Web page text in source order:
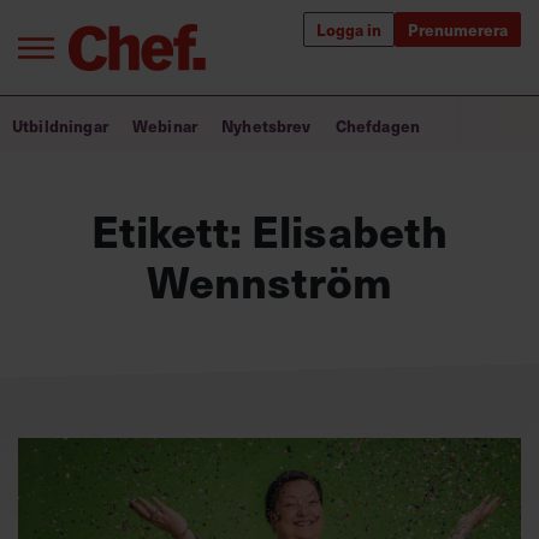
Logga in Prenumerera
Annonsera
Om oss
Kontakta oss
Kundservice
Bra ledare förändrar världen
Utbildning för ledare
Chefakademin+
Utbildningar Webinar Nyhetsbrev Chefdagen
Etikett: Elisabeth
Wennström